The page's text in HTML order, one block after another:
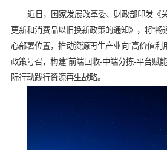
近日，国家发展改革委、财政部印发《
更新和消费品以旧换新政策的通知》，将“畅
心部署位置，推动资源再生产业向“高价值利
政策号召，构建“前端回收-中端分拣-平台赋
际行动践行资源再生战略。